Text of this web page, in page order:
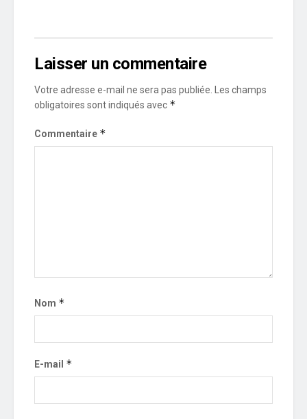
Laisser un commentaire
Votre adresse e-mail ne sera pas publiée. Les champs
obligatoires sont indiqués avec *
Commentaire *
Nom *
E-mail *